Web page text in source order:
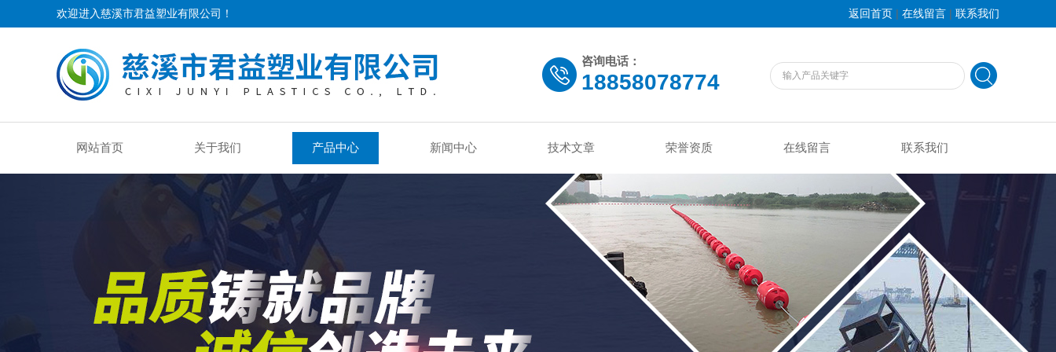
欢迎进入慈溪市君益塑业有限公司！ 返回首页 | 在线留言 | 联系我们
咨询电话：
18858078774
网站首页 关于我们 产品中心 新闻中心 技术文章 荣誉资质 在线留言 联系我们